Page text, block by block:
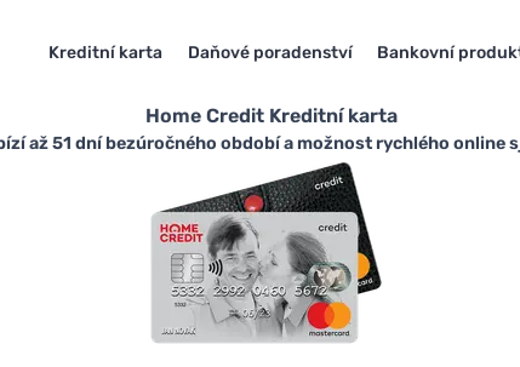
Kreditní karta Daňové poradenství Bankovní
Home Credit Kreditní karta
až 51 dní bezúročného období a možnost rychlého online